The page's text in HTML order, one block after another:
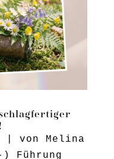
| von Melina
Führung